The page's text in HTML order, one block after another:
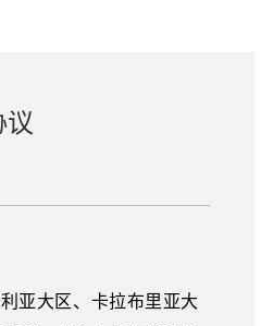
议
亚大区、卡拉布里亚大